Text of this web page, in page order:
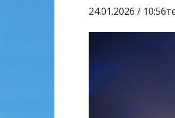
24.01.2026 /